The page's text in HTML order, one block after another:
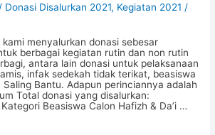
/ Donasi Disalurkan 2021, Kegiatan 2021 /
menyalurkan donasi sebesar
berbagai kegiatan rutin dan non rutin
antara lain donasi untuk pelaksanaan
infak sedekah tidak terikat, beasiswa
Bantu. Adapun perinciannya adalah
Total donasi yang disalurkan:
Beasiswa Calon Hafizh & Da’i …